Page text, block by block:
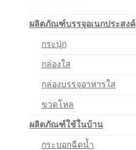
ผลิตภัณฑ์บรรจุอเนกประสงค์
กระปุก
กล่องใส
กล่องบรรจุอาหารใส
ขวดโหล
ผลิตภัณฑ์ใช้ในบ้าน
กระบอกฉีดน้ำ